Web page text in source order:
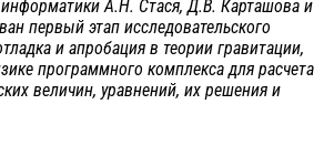
А.Н. Стася, Д.В. Карташова и
первый этап исследовательского
и апробация в теории гравитации,
программного комплекса для расчета
величин, уравнений, их решения и